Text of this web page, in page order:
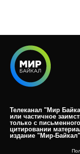
Телеканал "Мир
или частичное
только с
цитировании
издание "Мир-